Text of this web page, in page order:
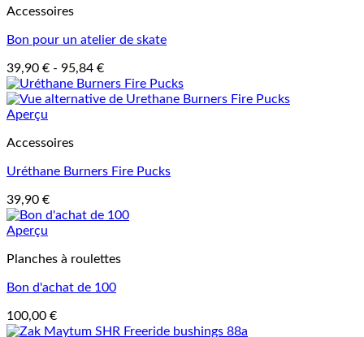
Accessoires
Bon pour un atelier de skate
39,90 € - 95,84 €
Aperçu
Accessoires
Uréthane Burners Fire Pucks
39,90 €
Aperçu
Planches à roulettes
Bon d'achat de 100
100,00 €